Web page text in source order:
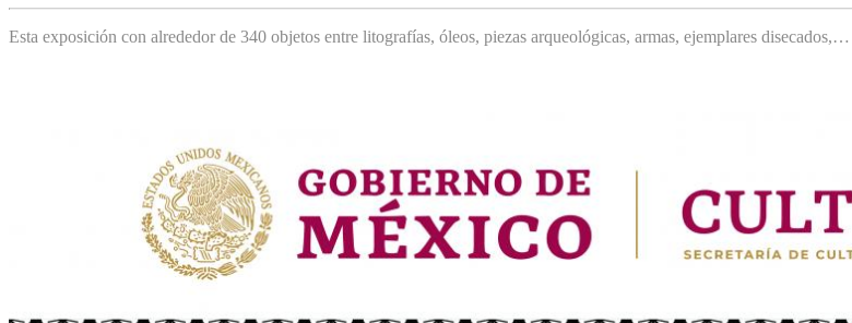
Esta exposición con alrededor de 340 objetos entre litografías, óleos, piezas arqueológicas, armas, ejemplares disecados,…